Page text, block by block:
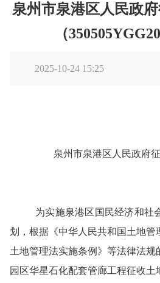
泉州市泉港区人民政
（
2025-10-24 15:25
泉州市泉港区人民政府
为实施泉港区国民经济和社
划，根据《中华人民共和国土地管
土地管理法实施条例 》等法律法规
园区华星石化配套管廊工程征收土